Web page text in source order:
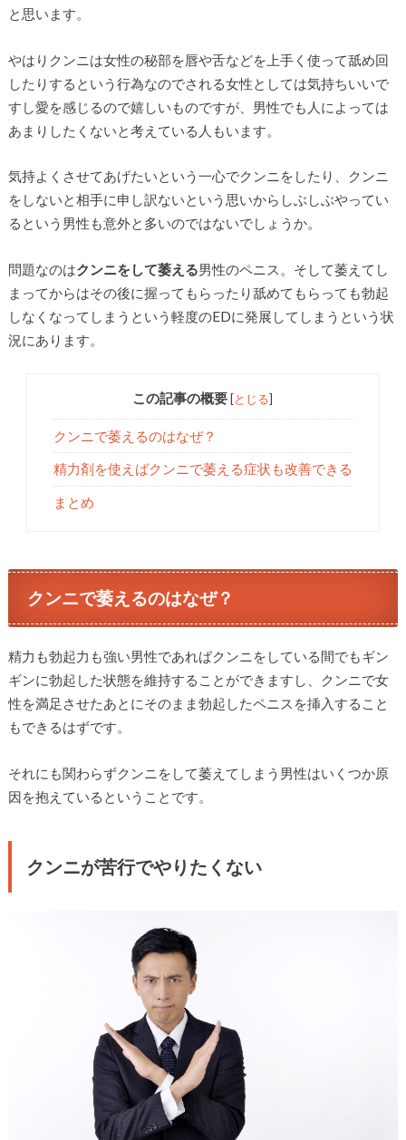
と思います。
やはりクンニは女性の秘部を唇や舌などを上手く使って舐め回
したりするという行為なのでされる女性としては気持ちいいで
すし愛を感じるので嬉しいものですが、男性でも人によっては
あまりしたくないと考えている人もいます。
気持よくさせてあげたいという一心でクンニをしたり、クンニ
をしないと相手に申し訳ないという思いからしぶしぶやってい
るという男性も意外と多いのではないでしょうか。
問題なのはクンニをして萎える男性のペニス。そして萎えてし
まってからはその後に握ってもらったり舐めてもらっても勃起
しなくなってしまうという軽度のEDに発展してしまうという状
況にあります。
この記事の概要 [とじる]
クンニで萎えるのはなぜ？
精力剤を使えばクンニで萎える症状も改善できる
まとめ
クンニで萎えるのはなぜ？
精力も勃起力も強い男性であればクンニをしている間でもギン
ギンに勃起した状態を維持することができますし、クンニで女
性を満足させたあとにそのまま勃起したペニスを挿入すること
もできるはずです。
それにも関わらずクンニをして萎えてしまう男性はいくつか原
因を抱えているということです。
クンニが苦行でやりたくない